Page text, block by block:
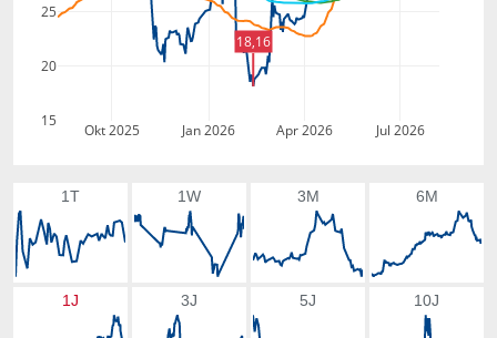
Okt 2025 Jan 2026 Apr 2026 Jul 2026
15
20
25
18,16
1T 1W 3M 6M
1J 3J 5J 10J